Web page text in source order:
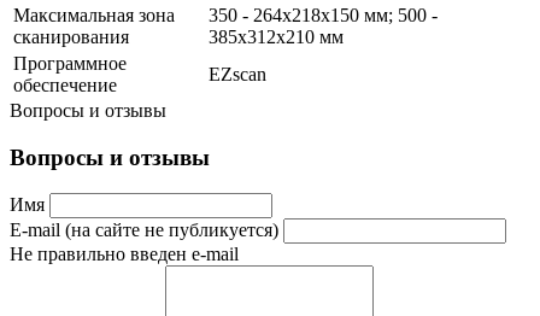
Максимальная зона
сканирования
350 - 264х218х150 мм; 500 -
385х312х210 мм
Программное
обеспечение
EZscan
Вопросы и отзывы
Вопросы и отзывы
Имя
E-mail (на сайте не публикуется)
Не правильно введен e-mail